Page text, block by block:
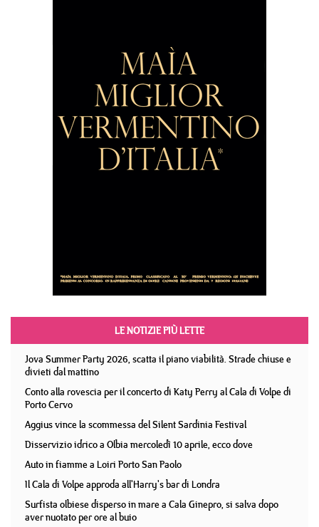
LE NOTIZIE PIÙ LETTE
Jova Summer Party 2026, scatta il piano viabilità. Strade chiuse e
divieti dal mattino
Conto alla rovescia per il concerto di Katy Perry al Cala di Volpe di
Porto Cervo
Aggius vince la scommessa del Silent Sardinia Festival
Disservizio idrico a Olbia mercoledì 10 aprile, ecco dove
Auto in fiamme a Loiri Porto San Paolo
Il Cala di Volpe approda all'Harry's bar di Londra
Surfista olbiese disperso in mare a Cala Ginepro, si salva dopo
aver nuotato per ore al buio